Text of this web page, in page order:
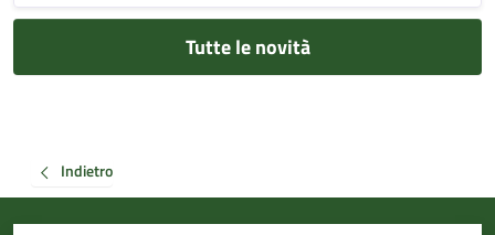
Tutte le novità
Indietro